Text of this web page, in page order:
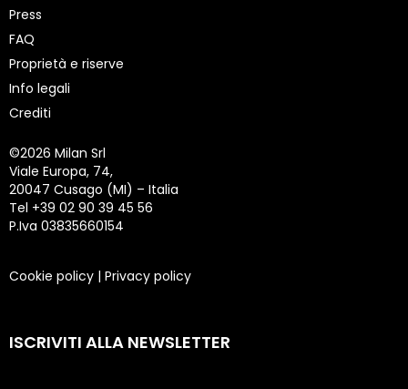
Press
FAQ
Proprietà e riserve
Info legali
Crediti
©2026 Milan Srl
Viale Europa, 74,
20047 Cusago (MI) – Italia
Tel +39 02 90 39 45 56
P.Iva 03835660154
Cookie policy | Privacy policy
ISCRIVITI ALLA NEWSLETTER